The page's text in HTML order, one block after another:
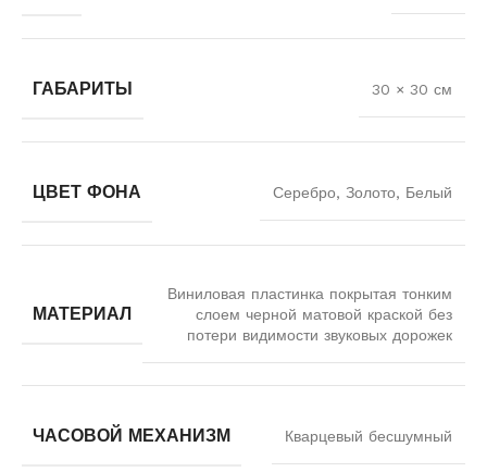
ГАБАРИТЫ 30 × 30 см
ЦВЕТ ФОНА Серебро, Золото, Белый
МАТЕРИАЛ
Виниловая пластинка покрытая тонким
слоем черной матовой краской без
потери видимости звуковых дорожек
ЧАСОВОЙ МЕХАНИЗМ Кварцевый бесшумный